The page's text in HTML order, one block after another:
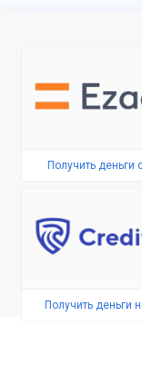
Получить деньги
Получить деньги